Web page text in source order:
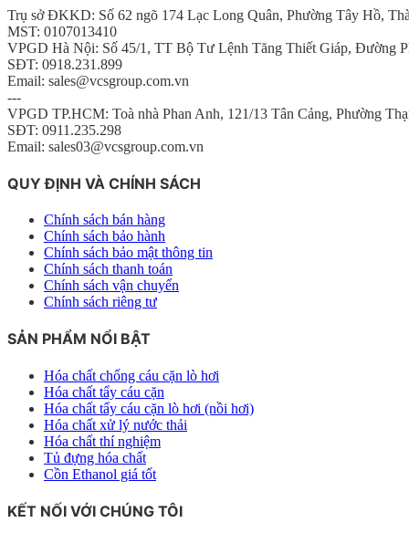
Trụ sở ĐKKD: Số 62 ngõ 174 Lạc Long Quân, Phường Tây Hồ,
MST: 0107013410
VPGD Hà Nội: Số 45/1, TT Bộ Tư Lệnh Tăng Thiết Giáp, Đường
SĐT: 0918.231.899
Email: sales@vcsgroup.com.vn
---
VPGD TP.HCM: Toà nhà Phan Anh, 121/13 Tân Cảng, Phường
SĐT: 0911.235.298
Email: sales03@vcsgroup.com.vn
QUY ĐỊNH VÀ CHÍNH SÁCH
Chính sách bán hàng
Chính sách bảo hành
Chính sách bảo mật thông tin
Chính sách thanh toán
Chính sách vận chuyển
Chính sách riêng tư
SẢN PHẨM NỔI BẬT
Hóa chất chống cáu cặn lò hơi
Hóa chất tẩy cáu cặn
Hóa chất tẩy cáu cặn lò hơi (nồi hơi)
Hóa chất xử lý nước thải
Hóa chất thí nghiệm
Tủ đựng hóa chất
Cồn Ethanol giá tốt
KẾT NỐI VỚI CHÚNG TÔI